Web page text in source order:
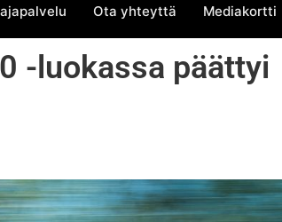
Ota yhteyttä Mediakortti
-luokassa päättyi